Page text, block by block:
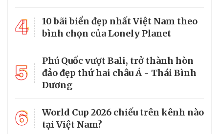
4
10 bãi biển đẹp nhất Việt Nam theo
bình chọn của Lonely Planet
5
Phú Quốc vượt Bali, trở thành hòn
đảo đẹp thứ hai châu Á - Thái Bình
Dương
6
World Cup 2026 chiếu trên kênh nào
tại Việt Nam?